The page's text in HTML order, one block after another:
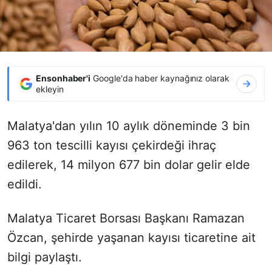
Ensonhaber'i Google'da haber kaynağınız olarak
ekleyin
Malatya'dan yılın 10 aylık döneminde 3 bin
963 ton tescilli kayısı çekirdeği ihraç
edilerek, 14 milyon 677 bin dolar gelir elde
edildi.
Malatya Ticaret Borsası Başkanı Ramazan
Özcan, şehirde yaşanan kayısı ticaretine ait
bilgi paylaştı.